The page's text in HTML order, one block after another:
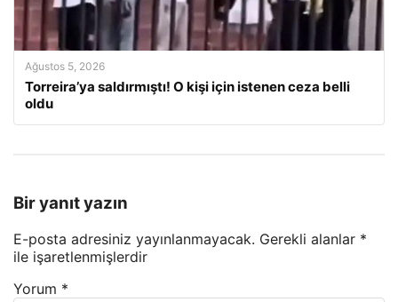
Ağustos 5, 2026
Torreira’ya saldırmıştı! O kişi için istenen ceza belli
oldu
Bir yanıt yazın
E-posta adresiniz yayınlanmayacak. Gerekli alanlar *
ile işaretlenmişlerdir
Yorum *